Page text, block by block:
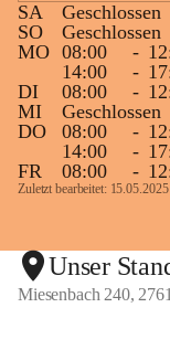
SA
Geschlossen
SO
Geschlossen
MO 08:00 -
14:00
-
DI
08:00 -
MI
Geschlossen
DO
08:00 -
14:00
-
FR
08:00 -
Zuletzt bearbeitet: 15.05.2025
Unser
Miesenbach 240,